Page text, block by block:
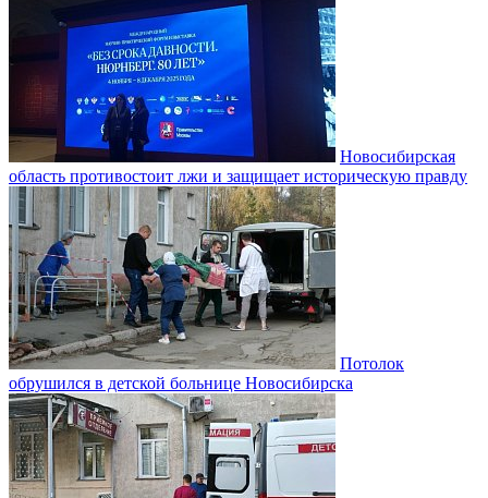
Новосибирская
область противостоит лжи и защищает историческую правду
Потолок
обрушился в детской больнице Новосибирска